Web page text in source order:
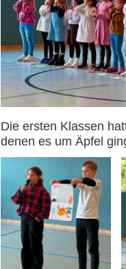
Die ersten Klassen
denen es um Äpfel